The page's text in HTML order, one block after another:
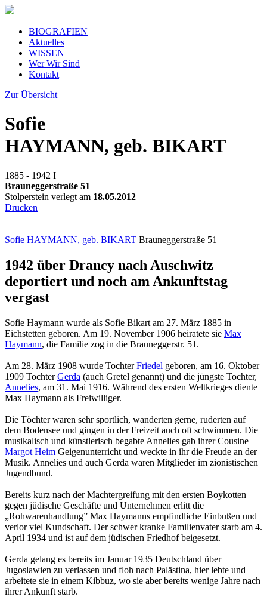
BIOGRAFIEN
Aktuelles
WISSEN
Wer Wir Sind
Kontakt
Zur Übersicht
Sofie
HAYMANN, geb. BIKART
1885 - 1942 I
Brauneggerstraße 51
Stolperstein verlegt am 18.05.2012
Drucken
Sofie HAYMANN, geb. BIKART Brauneggerstraße 51
1942 über Drancy nach Auschwitz
deportiert und noch am Ankunftstag
vergast
Sofie Haymann wurde als Sofie Bikart am 27. März 1885 in
Eichstetten geboren. Am 19. November 1906 heiratete sie Max
Haymann, die Familie zog in die Brauneggerstr. 51.
Am 28. März 1908 wurde TochterFriedel geboren, am 16. Oktober
1909 TochterGerda (auch Gretel genannt) und die jüngste Tochter,
Annelies, am 31. Mai 1916. Während des ersten Weltkrieges diente
Max Haymann als Freiwilliger.
Die Töchter waren sehr sportlich, wanderten gerne, ruderten auf
dem Bodensee und gingen in der Freizeit auch oft schwimmen. Die
musikalisch und künstlerisch begabte Annelies gab ihrer Cousine
Margot Heim Geigenunterricht und weckte in ihr die Freude an der
Musik. Annelies und auch Gerda waren Mitglieder im zionistischen
Jugendbund.
Bereits kurz nach der Machtergreifung mit den ersten Boykotten
gegen jüdische Geschäfte und Unter­nehmen erlitt die
„Rohwarenhandlung” Max Haymanns empfindliche Einbußen und
verlor viel Kundschaft. Der schwer kranke Familienvater starb am 4.
April 1934 und ist auf dem jüdischen Friedhof beigesetzt.
Gerda gelang es bereits im Januar 1935 Deutschland über
Jugoslawien zu verlassen und floh nach Palästina, hier lebte und
arbeitete sie in einem Kibbuz, wo sie aber bereits wenige Jahre nach
ihrer Ankunft starb.